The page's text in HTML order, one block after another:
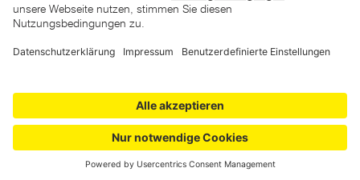
Copyright © 2026 ZGONC. Alle Rechte vorbehalten.